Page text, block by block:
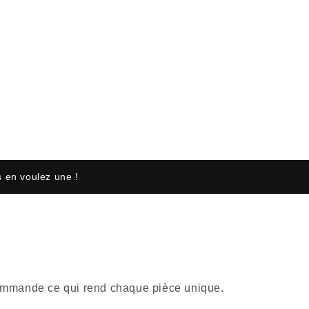
en voulez une !
ce qui rend chaque pièce unique.